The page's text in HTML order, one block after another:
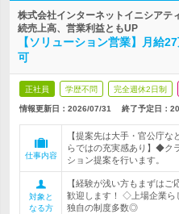
株式会社インターネットイニシア
続売上高、営業利益ともUP
【ソリューション営業】月給
可
正社員 学歴不問 完全週休2日制
情報更新日：2026/07/31 終了予定日：
仕事内容
【提案先は大手・官公庁
らではの充実感あり】◆ク
ション提案を行います。
対象と
なる方
【経験が浅い方もまずは
歓迎します！ ◇上場企業ら
独自の制度多数◎